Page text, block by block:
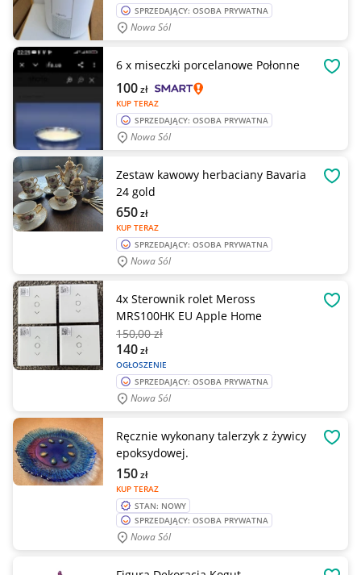
SPRZEDAJĄCY: OSOBA PRYWATNA
Nowa Sól
6 x miseczki porcelanowe Połonne
KUP TERAZ
100zł
SPRZEDAJĄCY: OSOBA PRYWATNA
Nowa Sól
Zestaw kawowy herbaciany Bavaria
24 gold
KUP TERAZ
650zł
SPRZEDAJĄCY: OSOBA PRYWATNA
Nowa Sól
4x Sterownik rolet Meross
MRS100HK EU Apple Home
150,00 zł
OGŁOSZENIE
140zł
SPRZEDAJĄCY: OSOBA PRYWATNA
Nowa Sól
Ręcznie wykonany talerzyk z żywicy
epoksydowej.
KUP TERAZ
150zł
STAN: NOWY
SPRZEDAJĄCY: OSOBA PRYWATNA
Nowa Sól